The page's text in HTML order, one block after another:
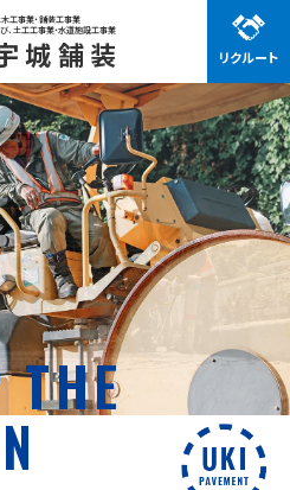
工事業・舗装工事業
び、土工工事業・水道施設工事業
城舗装 リクルート
宇城舗装で働く魅力
先輩社員の声
THE
お知らせ
事業紹介
会社概要
社員の声
働く魅力
い合わせ